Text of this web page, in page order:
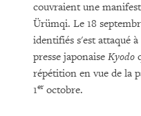
couvraient une
Ürümqi. Le 18
identifiés s'est attaqué
presse japonaise Kyodo
répétition en vue de la
1eroctobre.